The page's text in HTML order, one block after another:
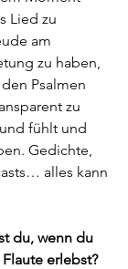
Lied zu
am
zu haben,
Psalmen
zu
fühlt und
Gedichte,
alles kann
du, wenn du
erlebst?